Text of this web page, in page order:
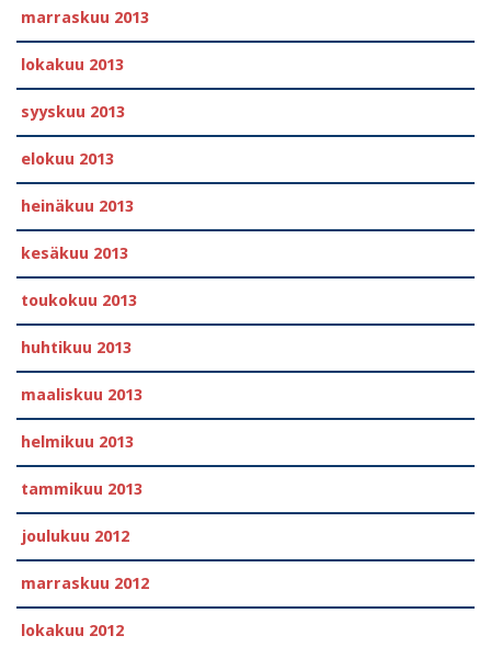
marraskuu 2013
lokakuu 2013
syyskuu 2013
elokuu 2013
heinäkuu 2013
kesäkuu 2013
toukokuu 2013
huhtikuu 2013
maaliskuu 2013
helmikuu 2013
tammikuu 2013
joulukuu 2012
marraskuu 2012
lokakuu 2012